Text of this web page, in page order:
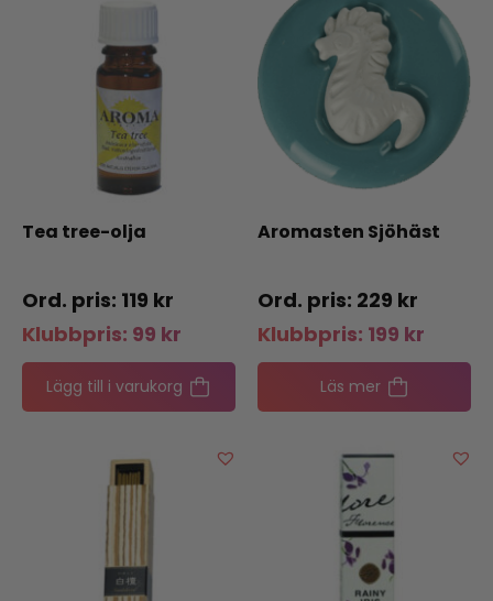
Tea tree-olja
119 kr
Klubbpris: 99 kr
Lägg till i varukorg
Aromasten Sjöhäst
229 kr
Klubbpris: 199 kr
Läs mer